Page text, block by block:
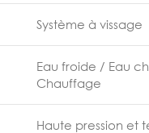
Système à vissage
Eau froide / Eau
Chauffage
Haute pression et